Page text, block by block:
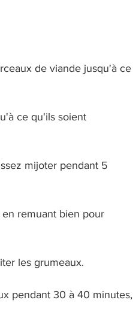
de viande jusqu'à ce
ce qu'ils soient
mijoter pendant 5
remuant bien pour
les grumeaux.
pendant 30 à 40 minutes,